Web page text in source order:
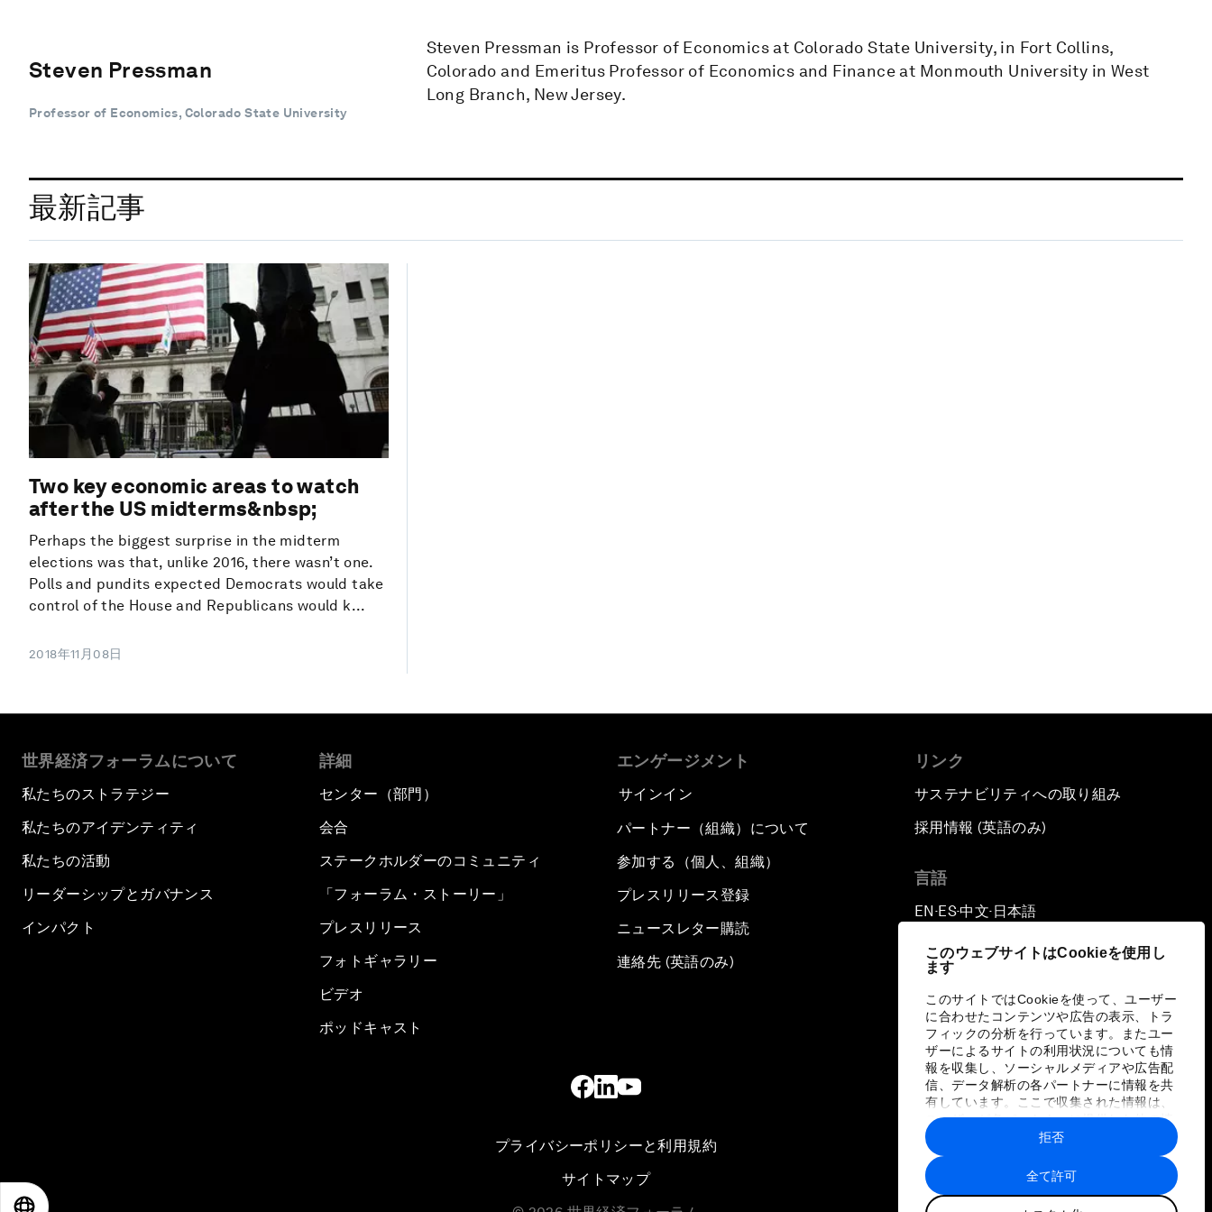
このウェブサイトはCookieを使用し
ます
このサイトではCookieを使って、ユーザー
に合わせたコンテンツや広告の表示、トラ
フィックの分析を行っています。またユー
ザーによるサイトの利用状況についても情
報を収集し、ソーシャルメディアや広告配
信、データ解析の各パートナーに情報を共
有しています。ここで収集された情報は、
ユーザーが各パートナーに提供した他の情
報や各パートナーのサービスを使用した際
に収集された情報と組み合わされ、各パー
トナーによって使用されることがありま
す。
全て許可
拒否
Steven Pressman
Professor of Economics, Colorado State University
Steven Pressman is Professor of Economics at Colorado State University, in Fort Collins,
Colorado and Emeritus Professor of Economics and Finance at Monmouth University in West
Long Branch, New Jersey.
最新記事
Two key economic areas to watch
after the US midterms&nbsp;
Perhaps the biggest surprise in the midterm
elections was that, unlike 2016, there wasn’t one.
Polls and pundits expected Democrats would take
control of the House and Republicans would k...
2018年11月08日
世界経済フォーラムについて
私たちのストラテジー
私たちのアイデンティティ
私たちの活動
リーダーシップとガバナンス
インパクト
詳細
センター（部門）
会合
ステークホルダーのコミュニティ
「フォーラム・ストーリー」
プレスリリース
フォトギャラリー
ビデオ
ポッドキャスト
エンゲージメント
サインイン
パートナー（組織）について
参加する（個人、組織）
プレスリリース登録
ニュースレター購読
連絡先 (英語のみ)
リンク
サステナビリティへの取り組み
採用情報 (英語のみ)
言語
EN ▪ES▪中文▪ 日本語
プライバシーポリシーと利用規約
サイトマップ